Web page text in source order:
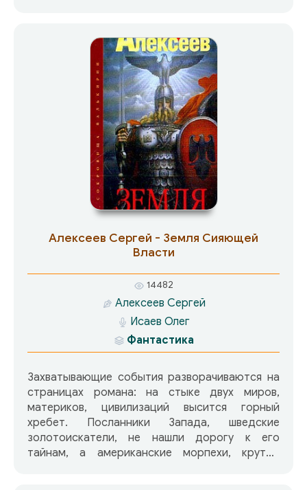
Арчелалзе, глава спецотдела Министерства
безопасности, ведет поиски золотого запаса
КПСС, который, судя по всему, исчез только на
Алексеев Сергей - Земля Сияющей
Власти
14482
Алексеев Сергей
Исаев Олег
Фантастика
Захватывающие события разворачиваются на
страницах романа: на стыке двух миров,
материков, цивилизаций высится горный
хребет. Посланники Запада, шведские
золотоискатели, не нашли дорогу к его
тайнам, а американские морпехи, крутые